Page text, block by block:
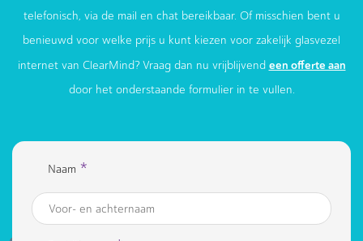
telefonisch, via de mail en chat bereikbaar. Of misschien bent u
benieuwd voor welke prijs u kunt kiezen voor zakelijk glasvezel
internet van ClearMind? Vraag dan nu vrijblijvend een offerte aan
door het onderstaande formulier in te vullen.
Naam *